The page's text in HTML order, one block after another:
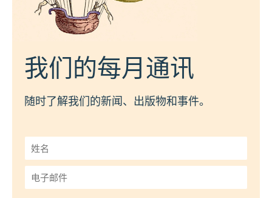
我们的每月通讯
随时了解我们的新闻、出版物和事件。
姓
名
*
子